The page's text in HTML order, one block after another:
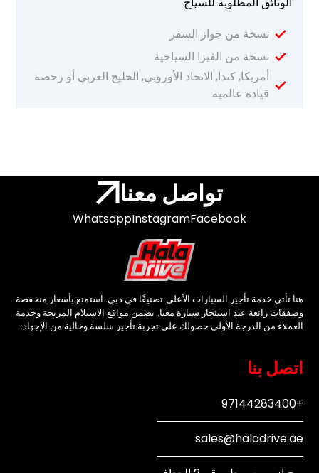
نسخة من جواز السفر
نسخة من الفيزا السياحية
أمريكا, كندا, الاتحاد الأوروبي, الخليج العربي أو رخصة
قيادة عالمية
تواصل معنا
Facebook
Instagram
Whatsapp
هنا تأتي خدمة تأجير السيارات الأعلى تصنيفًا في دبي. استمتع بأسعار منخفضة
وصفقات رائعة عند استئجار سيارة معنا. تضمن مواقع الاستلام المريحة وخدمة
العملاء من الدرجة الأولى حصولك على تجربة تأجير سلسة وخالية من الإجهاد.
اتصل بنا
+97144283400
sales@haladrive.ae